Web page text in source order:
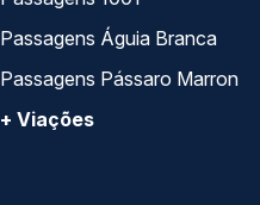
Passagens Águia Branca
Passagens Pássaro Marron
+ Viações